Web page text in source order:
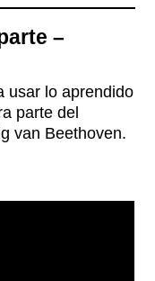
–
usar lo aprendido
parte del
van Beethoven.